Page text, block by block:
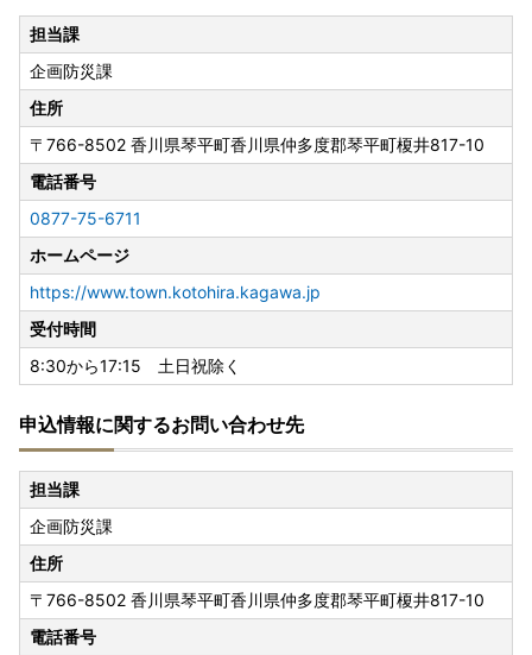
担当課
企画防災課
住所
〒766-8502 香川県琴平町香川県仲多度郡琴平町榎井817-10
電話番号
0877-75-6711
ホームページ
https://www.town.kotohira.kagawa.jp
受付時間
8:30から17:15 土日祝除く
申込情報に関するお問い合わせ先
担当課
企画防災課
住所
〒766-8502 香川県琴平町香川県仲多度郡琴平町榎井817-10
電話番号